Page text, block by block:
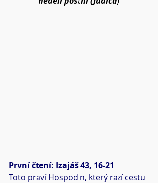
První čtení: Izajáš 43, 16-21
Toto praví Hospodin, který razí cestu